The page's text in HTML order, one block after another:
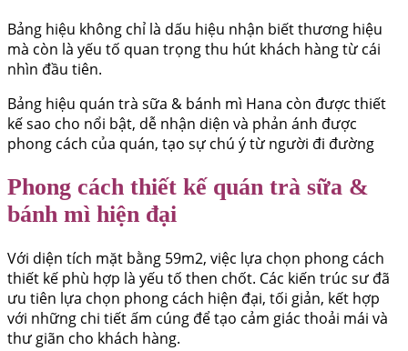
Bảng hiệu không chỉ là dấu hiệu nhận biết thương hiệu
mà còn là yếu tố quan trọng thu hút khách hàng từ cái
nhìn đầu tiên.
Bảng hiệu quán trà sữa & bánh mì Hana còn được thiết
kế sao cho nổi bật, dễ nhận diện và phản ánh được
phong cách của quán, tạo sự chú ý từ người đi đường
Phong cách thiết kế quán trà sữa &
bánh mì hiện đại
Với diện tích mặt bằng 59m2, việc lựa chọn phong cách
thiết kế phù hợp là yếu tố then chốt. Các kiến trúc sư đã
ưu tiên lựa chọn phong cách hiện đại, tối giản, kết hợp
với những chi tiết ấm cúng để tạo cảm giác thoải mái và
thư giãn cho khách hàng.